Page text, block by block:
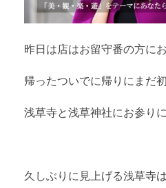
昨日は店はお留守番の方に
帰ったついでに帰りにまだ
浅草寺と浅草神社にお参り
久しぶりに見上げる浅草寺